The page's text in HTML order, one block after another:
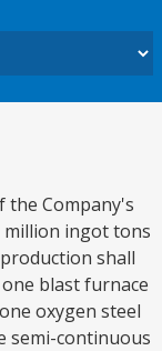
the Company's
million ingot tons
shall
blast furnace
oxygen steel
semi-continuous